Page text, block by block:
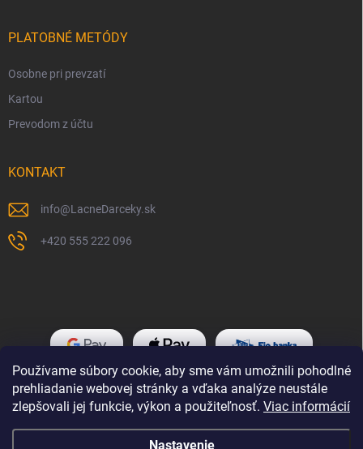
Používame súbory cookie, aby sme vám umožnili pohodlné
prehliadanie webovej stránky a vďaka analýze neustále
zlepšovali jej funkcie, výkon a použiteľnosť. Viac informácií
Nastavenie
PLATOBNÉ METÓDY
Osobne pri prevzatí
Kartou
Prevodom z účtu
KONTAKT
info@LacneDarceky.sk
+420 555 222 096